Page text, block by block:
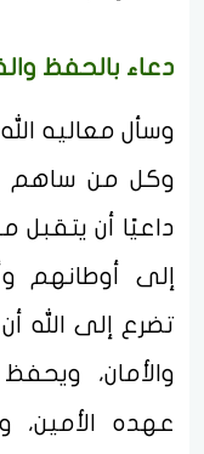
دعاء بالحفظ
وسأل معاليه
وكل من ساهم
داعيًا أن
إلى أوطانهم
تضرع إلى الله
والأمان، ويحفظ
عهده الأمين،